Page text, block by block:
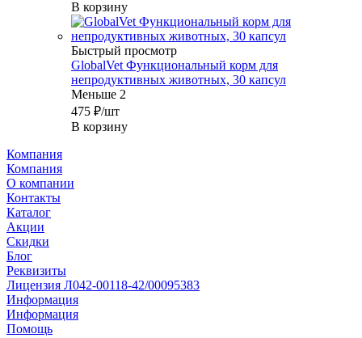
В корзину
Быстрый просмотр
GlobalVet Функциональный корм для
непродуктивных животных, 30 капсул
Меньше 2
475 ₽/шт
В корзину
Компания
Компания
О компании
Контакты
Каталог
Акции
Скидки
Блог
Реквизиты
Лицензия Л042-00118-42/00095383
Информация
Информация
Помощь